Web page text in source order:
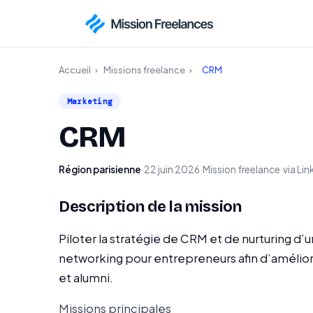
Accueil › Missions freelance › CRM
Marketing
CRM
Région parisienne·22 juin 2026·Mission freelance·via
Description de la mission
Piloter la stratégie de CRM et de nurturing
networking pour entrepreneurs afin
et alumni.
Missions principales